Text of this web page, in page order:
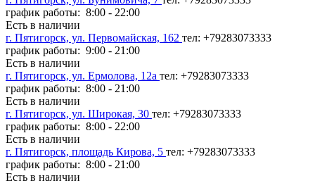
график работы: 8:00 - 22:00
Есть в наличии
г. Пятигорск, ул. Первомайская, 162 тел: +79283073333
график работы: 9:00 - 21:00
Есть в наличии
г. Пятигорск, ул. Ермолова, 12а тел: +79283073333
график работы: 8:00 - 21:00
Есть в наличии
г. Пятигорск, ул. Широкая, 30 тел: +79283073333
график работы: 8:00 - 22:00
Есть в наличии
г. Пятигорск, площадь Кирова, 5 тел: +79283073333
график работы: 8:00 - 21:00
Есть в наличии